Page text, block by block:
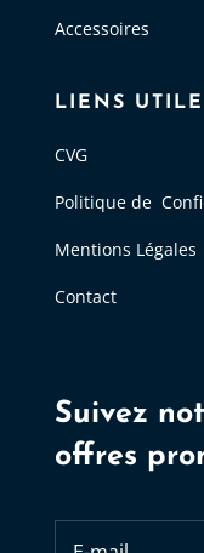
Accessoires
LIENS
CVG
Politique de
Mentions Légales
Contact
Suivez
offres